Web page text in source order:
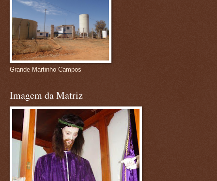
Grande Martinho Campos
Imagem da Matriz